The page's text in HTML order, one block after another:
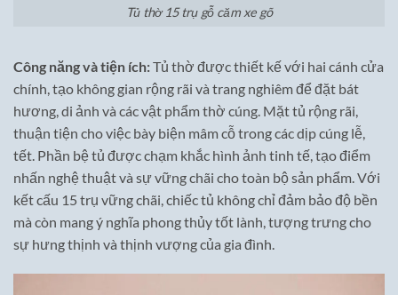
Tủ thờ 15 trụ gỗ căm xe gõ
Công năng và tiện ích:Tủ thờ được thiết kế với hai cánh cửa
chính, tạo không gian rộng rãi và trang nghiêm để đặt bát
hương, di ảnh và các vật phẩm thờ cúng. Mặt tủ rộng rãi,
thuận tiện cho việc bày biện mâm cỗ trong các dịp cúng lễ,
tết. Phần bệ tủ được chạm khắc hình ảnh tinh tế, tạo điểm
nhấn nghệ thuật và sự vững chãi cho toàn bộ sản phẩm. Với
kết cấu 15 trụ vững chãi, chiếc tủ không chỉ đảm bảo độ bền
mà còn mang ý nghĩa phong thủy tốt lành, tượng trưng cho
sự hưng thịnh và thịnh vượng của gia đình.